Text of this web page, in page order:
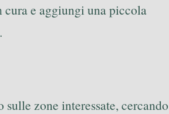
e aggiungi una piccola
zone interessate, cercando